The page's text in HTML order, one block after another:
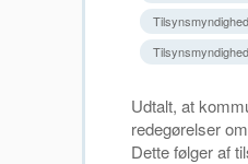
Udtalt, at
redegørelser
Dette følger af